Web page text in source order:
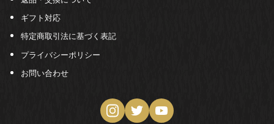
ギフト対応
特定商取引法に基づく表記
プライバシーポリシー
お問い合わせ